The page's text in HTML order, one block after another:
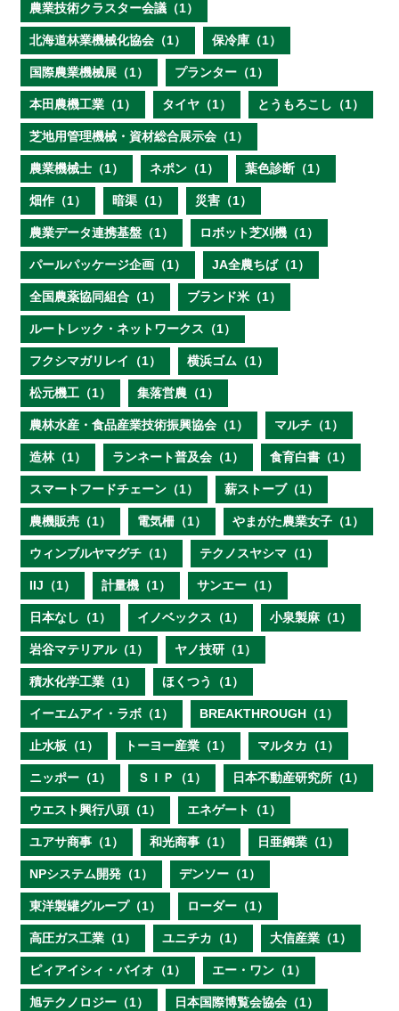
農業技術クラスター会議（1）
北海道林業機械化協会（1） 保冷庫（1）
国際農業機械展（1） プランター（1）
本田農機工業（1） タイヤ（1） とうもろこし（1）
芝地用管理機械・資材総合展示会（1）
農業機械士（1） ネポン（1） 葉色診断（1）
畑作（1） 暗渠（1） 災害（1）
農業データ連携基盤（1） ロボット芝刈機（1）
パールパッケージ企画（1） JA全農ちば（1）
全国農薬協同組合（1） ブランド米（1）
ルートレック・ネットワークス（1）
フクシマガリレイ（1） 横浜ゴム（1）
松元機工（1） 集落営農（1）
農林水産・食品産業技術振興協会（1） マルチ（1）
造林（1） ランネート普及会（1） 食育白書（1）
スマートフードチェーン（1） 薪ストーブ（1）
農機販売（1） 電気柵（1） やまがた農業女子（1）
ウィンブルヤマグチ（1） テクノスヤシマ（1）
IIJ（1） 計量機（1） サンエー（1）
日本なし（1） イノベックス（1） 小泉製麻（1）
岩谷マテリアル（1） ヤノ技研（1）
積水化学工業（1） ほくつう（1）
イーエムアイ・ラボ（1） BREAKTHROUGH（1）
止水板（1） トーヨー産業（1） マルタカ（1）
ニッポー（1） ＳＩＰ（1） 日本不動産研究所（1）
ウエスト興行八頭（1） エネゲート（1）
ユアサ商事（1） 和光商事（1） 日亜鋼業（1）
NPシステム開発（1） デンソー（1）
東洋製罐グループ（1） ローダー（1）
高圧ガス工業（1） ユニチカ（1） 大信産業（1）
ピィアイシィ・バイオ（1） エー・ワン（1）
旭テクノロジー（1） 日本国際博覧会協会（1）